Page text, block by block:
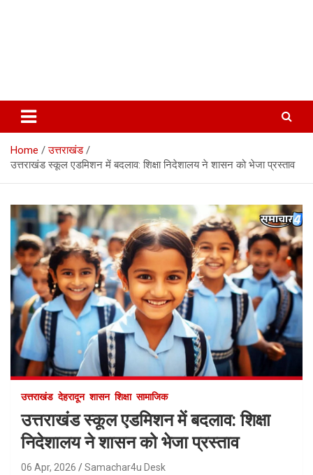
Home
उत्तराखंड
उत्तराखंड स्कूल एडमिशन में बदलाव: शिक्षा निदेशालय ने शासन को भेजा प्रस्ताव
उत्तराखंड देहरादून शासन शिक्षा सामाजिक
उत्तराखंड स्कूल एडमिशन में बदलाव: शिक्षा
निदेशालय ने शासन को भेजा प्रस्ताव
06 Apr, 2026 Samachar4u Desk